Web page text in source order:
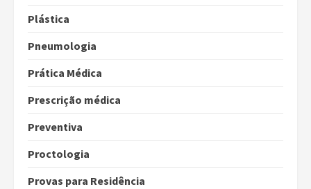
Plástica
Pneumologia
Prática Médica
Prescrição médica
Preventiva
Proctologia
Provas para Residência